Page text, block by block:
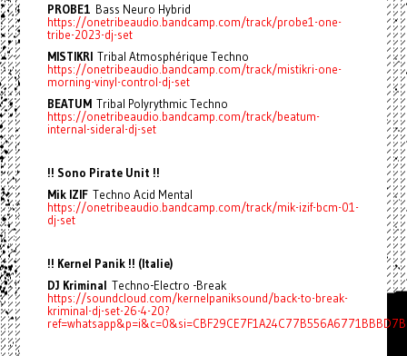
PROBE1 Bass Neuro Hybrid
https://onetribeaudio.bandcamp.com/track/probe1-one-
tribe-2023-dj-set
MISTIKRITribal Atmosphérique Techno
https://onetribeaudio.bandcamp.com/track/mistikri-one-
morning-vinyl-control-dj-set
BEATUMTribal Polyrythmic Techno
https://onetribeaudio.bandcamp.com/track/beatum-
internal-sideral-dj-set
!! Sono Pirate Unit !!
Mik IZIFTechno Acid Mental
https://onetribeaudio.bandcamp.com/track/mik-izif-bcm-01-
dj-set
!! Kernel Panik !! (Italie)
DJ Kriminal Techno-Electro -Break
https://soundcloud.com/kernelpaniksound/back-to-break-
kriminal-dj-set-26-4-20?